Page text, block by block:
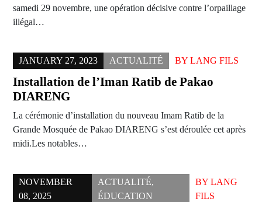
samedi 29 novembre, une opération décisive contre l’orpaillage
illégal…
JANUARY 27, 2023 ACTUALITÉ BY LANG FILS
Installation de l’Iman Ratib de Pakao
DIARENG
La cérémonie d’installation du nouveau Imam Ratib de la
Grande Mosquée de Pakao DIARENG s’est déroulée cet après
midi.Les notables…
NOVEMBER
08, 2025
ACTUALITÉ,
ÉDUCATION
BY LANG
FILS